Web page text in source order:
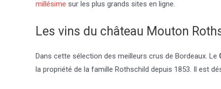
millésime sur les plus grands sites en ligne.
Les vins du château Mouton
Dans cette sélection des meilleurs crus de Bordeaux. Le
la propriété de la famille Rothschild depuis 1853. Il est